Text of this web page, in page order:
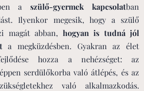
aszülő-gyermek kapcsolatban
Ilyenkor megesik, hogy a szülő
magát abban, hogyan is tudná jól
a megküzdésben. Gyakran az élet
hozza a nehézséget: az
serdülőkorba való átlépés, és az
való alkalmazkodás.